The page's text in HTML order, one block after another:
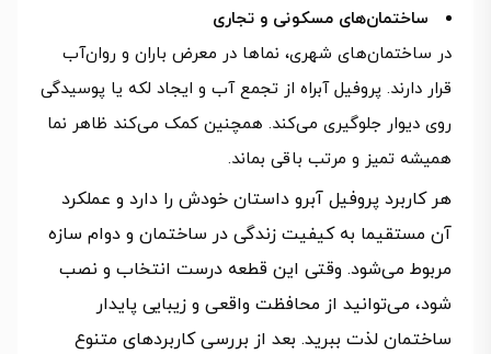
ساختمان‌های مسکونی و تجاری
در ساختمان‌های شهری، نماها در معرض باران و روان‌آب
قرار دارند. پروفیل آبراه از تجمع آب و ایجاد لکه یا پوسیدگی
روی دیوار جلوگیری می‌کند. همچنین کمک می‌کند ظاهر نما
همیشه تمیز و مرتب باقی بماند.
هر کاربرد پروفیل آبرو داستان خودش را دارد و عملکرد
آن مستقیما به کیفیت زندگی در ساختمان و دوام سازه
مربوط می‌شود. وقتی این قطعه درست انتخاب و نصب
شود، می‌توانید از محافظت واقعی و زیبایی پایدار
ساختمان لذت ببرید. بعد از بررسی کاربردهای متنوع